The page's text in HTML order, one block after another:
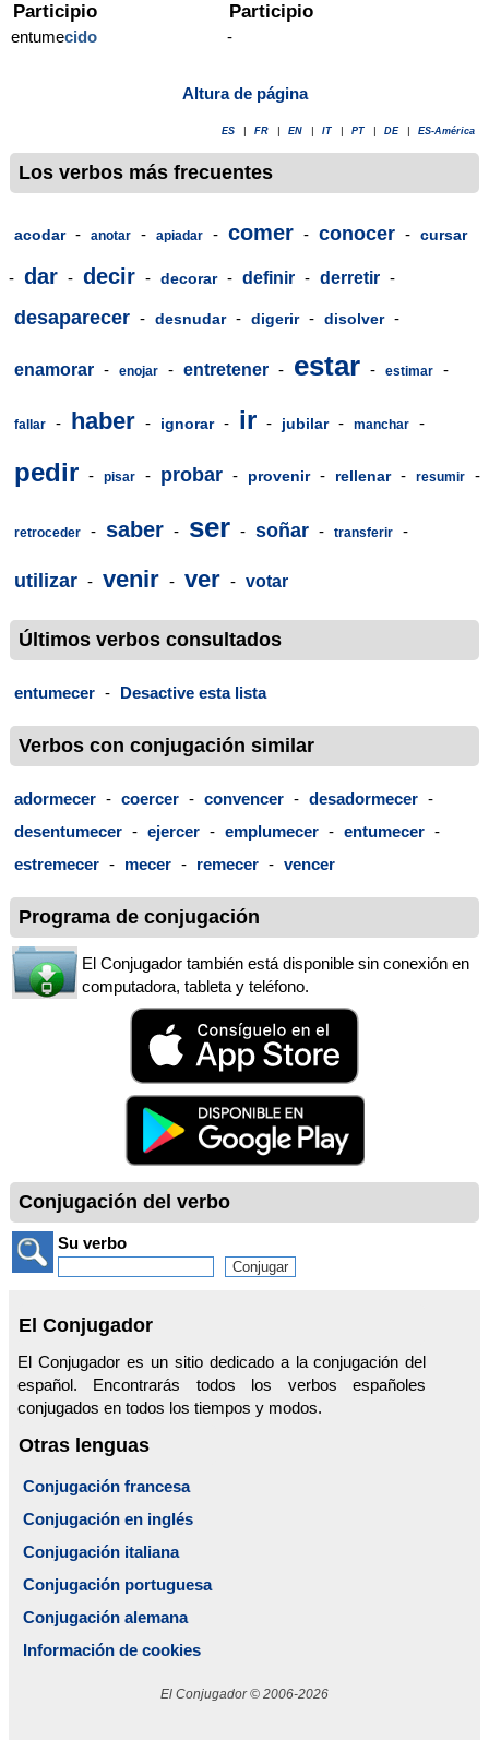
Participio
entumecido
Participio
-
Altura de página
ES FR EN IT PT DE ES-América
Los verbos más frecuentes
acodar - anotar - apiadar - comer - conocer - cursar
- dar - decir - decorar - definir - derretir -
desaparecer - desnudar - digerir - disolver -
enamorar - enojar - entretener - estar - estimar -
fallar - haber - ignorar - ir - jubilar - manchar -
pedir - pisar - probar - provenir - rellenar - resumir -
retroceder - saber - ser - soñar - transferir -
utilizar - venir - ver - votar
Últimos verbos consultados
entumecer - Desactive esta lista
Verbos con conjugación similar
adormecer - coercer - convencer - desadormecer -
desentumecer - ejercer - emplumecer - entumecer -
estremecer - mecer - remecer - vencer
Programa de conjugación
El Conjugador también está disponible sin conexión en
computadora, tableta y teléfono.
Conjugación del verbo
Su verbo
El Conjugador
El Conjugador es un sitio dedicado a la conjugación del
español. Encontrarás todos los verbos españoles
conjugados en todos los tiempos y modos.
Otras lenguas
Conjugación francesa
Conjugación en inglés
Conjugación italiana
Conjugación portuguesa
Conjugación alemana
Información de cookies
El Conjugador © 2006-2026